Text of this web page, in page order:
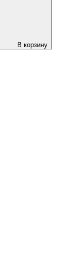
В корзину